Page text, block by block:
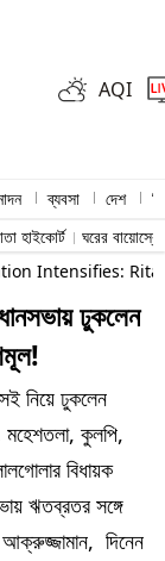
AQI
ব্যবসা দেশ
হাইকোর্ট
ঘরের
Intensifies:
ঢুকলেন
নিয়ে ঢুকলেন
কুলপি,
বিধায়ক
ঋতব্রতর সঙ্গে
দিনেন